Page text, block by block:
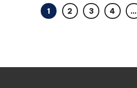
1 2 3 4 …